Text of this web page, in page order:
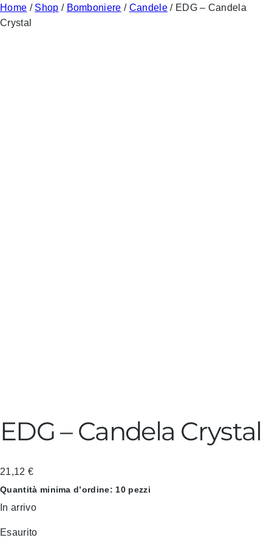
Home / Shop / Bomboniere / Candele/ EDG – Candela
Crystal
EDG – Candela Crystal
21,12 €
Quantità minima d’ordine: 10 pezzi
In arrivo
Esaurito